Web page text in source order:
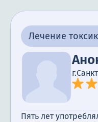
Лечение
Пять лет